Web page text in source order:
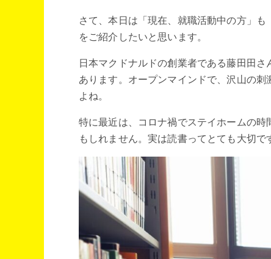
さて、本日は「現在、就職活動中の方」も
をご紹介したいと思います。
日本マクドナルドの創業者である藤田田
あります。オープンマインドで、沢山の
よね。
特に最近は、コロナ禍でステイホームの
もしれません。実は読書ってとても大切で